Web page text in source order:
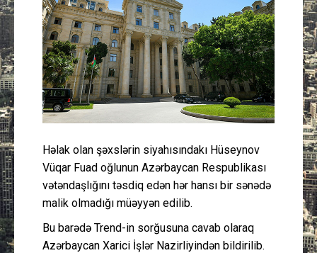
Mədəniyyət
Müsahibə
İdman
Layihə
Gündəm
Peşə etikası
Həlak olan şəxslərin siyahısındakı Hüseynov
Vüqar Fuad oğlunun Azərbaycan Respublikası
vətəndaşlığını təsdiq edən hər hansı bir sənədə
malik olmadığı müəyyən edilib.
Bu barədə Trend-in sorğusuna cavab olaraq
Azərbaycan Xarici İşlər Nazirliyindən bildirilib.